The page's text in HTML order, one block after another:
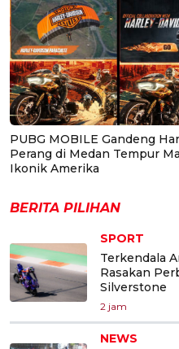
PUBG MOBILE Gandeng
Perang di Medan Tempur
Ikonik Amerika
BERITA PILIHAN
SPORT
Terkendala
Rasakan
Silverstone
2 jam
NEWS